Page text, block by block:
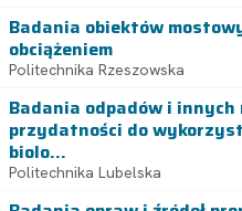
Badania obiektów
obciążeniem
Politechnika Rzeszowska
Badania odpadów i
przydatności do
biolo...
Politechnika Lubelska